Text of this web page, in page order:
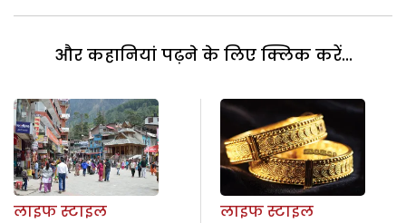
और कहानियां पढ़ने के लिए क्लिक करें...
लाइफ स्टाइल
लाइफ स्टाइल